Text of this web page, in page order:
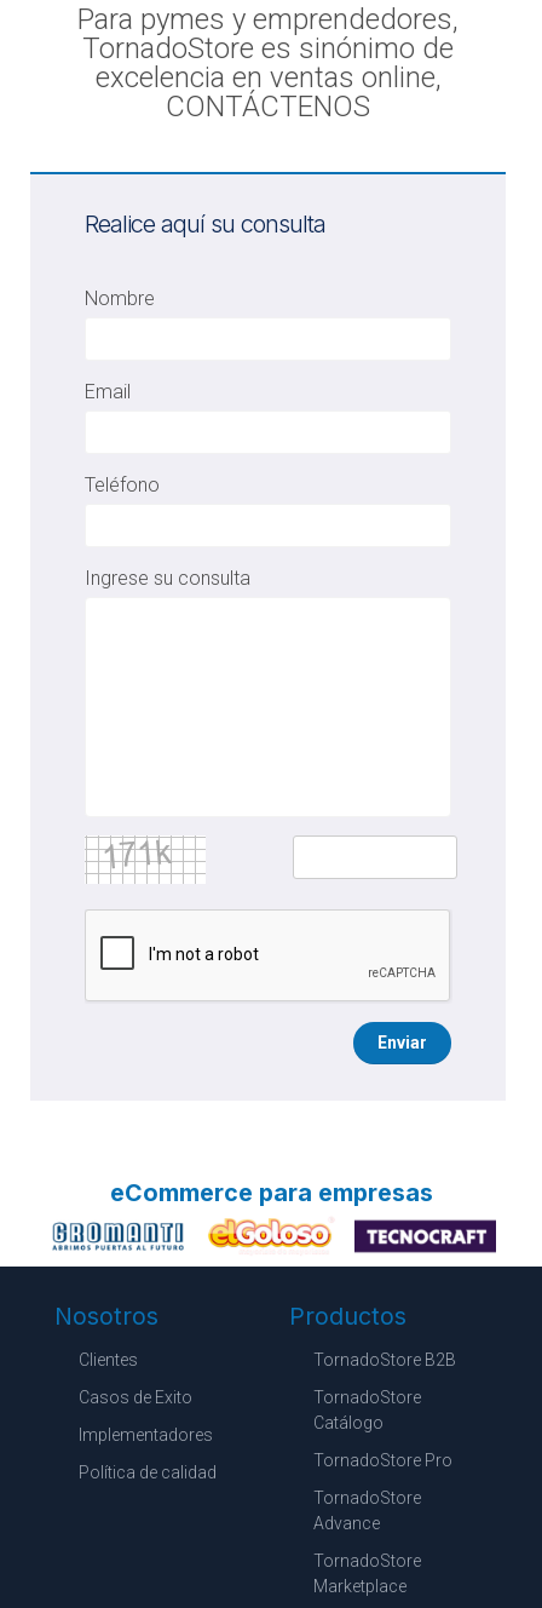
Para pymes y emprendedores,
TornadoStore es sinónimo de
excelencia en ventas online,
CONTÁCTENOS
Realice aquí su consulta
Nombre
Email
Teléfono
Ingrese su consulta
Enviar
eCommerce para empresas
Nosotros
Clientes
Casos de Exito
Implementadores
Política de calidad
Productos
TornadoStore B2B
TornadoStore
Catálogo
TornadoStore Pro
TornadoStore
Advance
TornadoStore
Marketplace